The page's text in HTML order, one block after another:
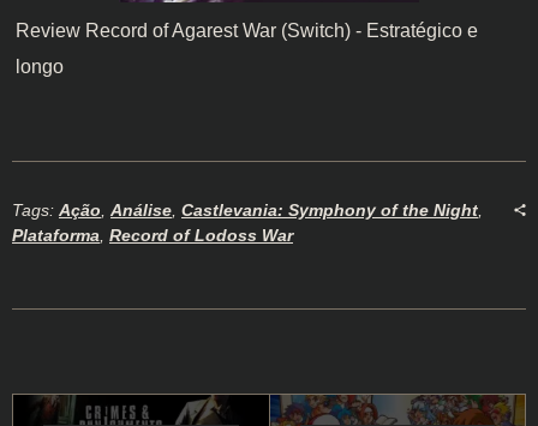
Review Record of Agarest War (Switch) - Estratégico e
longo
Tags: Ação, Análise, Castlevania: Symphony of the Night,
Plataforma, Record of Lodoss War